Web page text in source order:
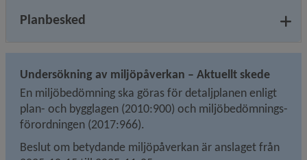
Planbesked
Undersökning av miljöpåverkan – Aktuellt skede
En miljöbedömning ska göras för detaljplanen enligt
plan- och bygglagen (2010:900) och miljö­bedömnings­
förordningen (2017:966).
Beslut om betydande miljöpåverkan är anslaget från